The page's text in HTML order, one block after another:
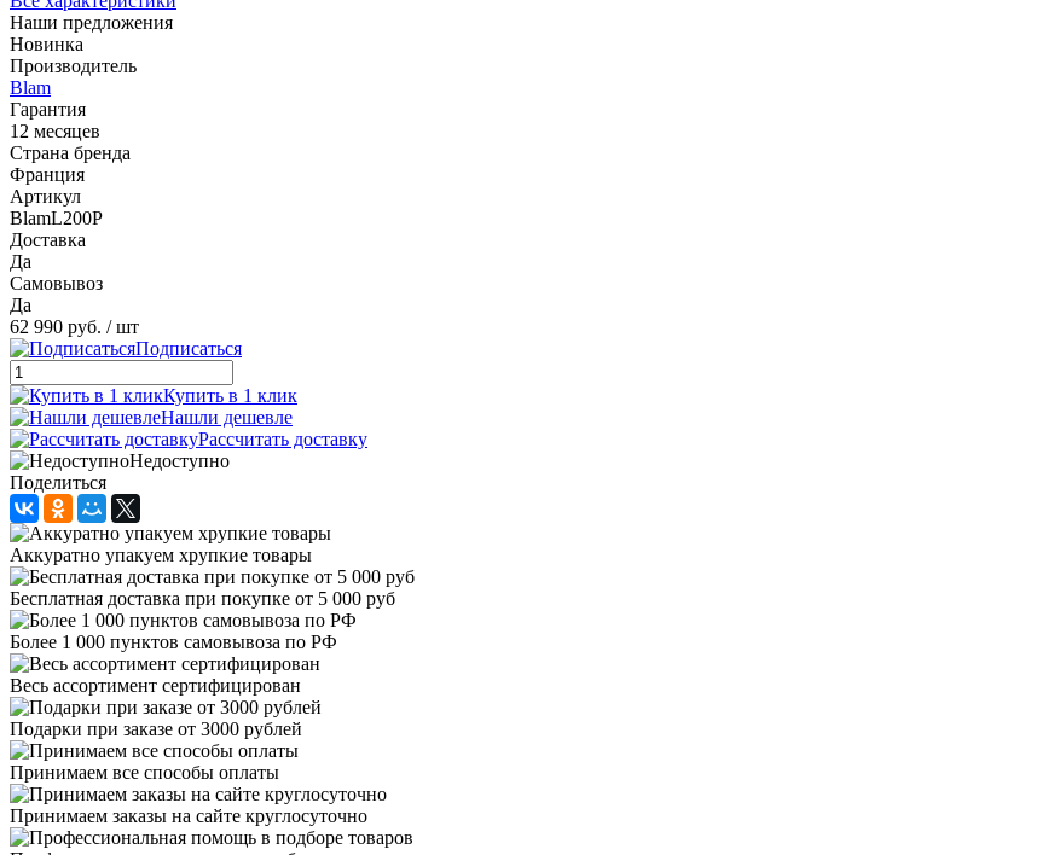
Наши предложения
Новинка
Производитель
Blam
Гарантия
12 месяцев
Страна бренда
Франция
Артикул
BlamL200P
Доставка
Да
Самовывоз
Да
62 990 руб. / шт
Подписаться
Купить в 1 клик
Нашли дешевле
Рассчитать доставку
Недоступно
Поделиться
Аккуратно упакуем хрупкие товары
Бесплатная доставка при покупке от 5 000 руб
Более 1 000 пунктов самовывоза по РФ
Весь ассортимент сертифицирован
Подарки при заказе от 3000 рублей
Принимаем все способы оплаты
Принимаем заказы на сайте круглосуточно